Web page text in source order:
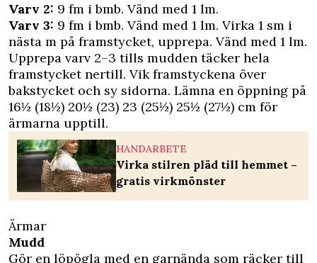
Varv 2: 9 fm i bmb. Vänd med 1 lm.
Varv 3: 9 fm i bmb. Vänd med 1 lm. Virka 1 sm i
nästa m på framstycket, upprepa. Vänd med 1 lm.
Upprepa varv 2–3 tills mudden täcker hela
framstycket nertill. Vik framstyckena över
bakstycket och sy sidorna. Lämna en öppning på
16½ (18½) 20½ (23) 23 (25½) 25½ (27½) cm för
ärmarna upptill.
HANDARBETE
Virka stilren pläd till hemmet –
gratis virkmönster
Ärmar
Mudd
Gör en löpögla med en garnända som räcker till